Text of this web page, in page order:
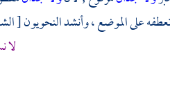
على الموضع ، وأنشد النحويون [
لا